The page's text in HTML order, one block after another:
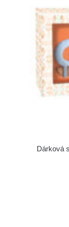
Dárková